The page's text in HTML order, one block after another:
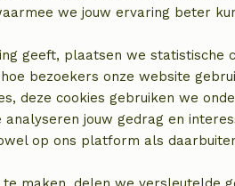
Oven
we jouw ervaring beter
geeft, plaatsen we statistische
bezoekers onze website
deze cookies gebruiken we
analyseren jouw gedrag en
op ons platform als